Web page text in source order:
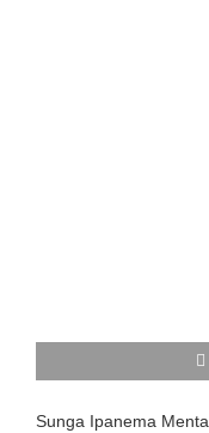
Sunga Ipanema Menta